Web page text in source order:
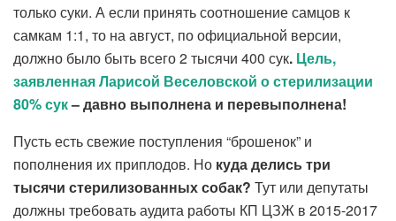
только суки. А если принять соотношение самцов к
самкам 1:1, то на август, по официальной версии,
должно было быть всего 2 тысячи 400 сук. Цель,
заявленная Ларисой Веселовской о стерилизации
80% сук– давно выполнена и перевыполнена!
Пусть есть свежие поступления “брошенок” и
пополнения их приплодов. Но куда делись три
тысячи стерилизованных собак? Тут или депутаты
должны требовать аудита работы КП ЦЗЖ в 2015-2017